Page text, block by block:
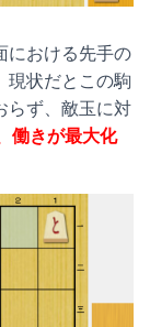
における先手の
現状だとこの駒
らず、敵玉に対
働きが最大化